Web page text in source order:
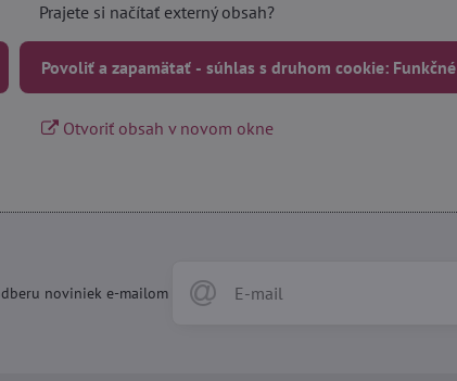
Prajete si načítať externý obsah?
Povoliť a zapamätať - súhlas s druhom cookie: Funkčné
Otvoriť obsah v novom okne
noviniek e-mailom